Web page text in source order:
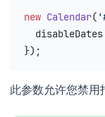
new Calendar(
  disableDates
});
此参数允许您禁用